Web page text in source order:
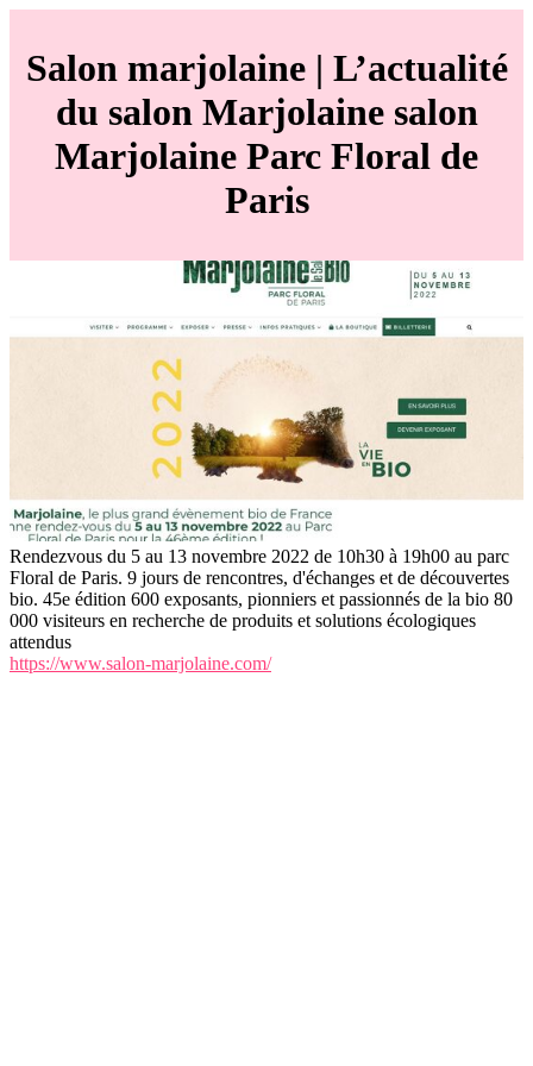
Salon marjolaine | L’actualité
du salon Marjolaine salon
Marjolaine Parc Floral de
Paris
Rendezvous du 5 au 13 novembre 2022 de 10h30 à 19h00 au parc
Floral de Paris. 9 jours de rencontres, d'échanges et de découvertes
bio. 45e édition 600 exposants, pionniers et passionnés de la bio 80
000 visiteurs en recherche de produits et solutions écologiques
attendus
https://www.salon-marjolaine.com/